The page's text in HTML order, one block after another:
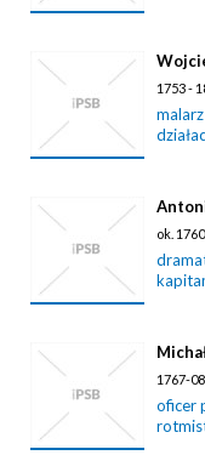
1753 -
ok.
1767-
oficer